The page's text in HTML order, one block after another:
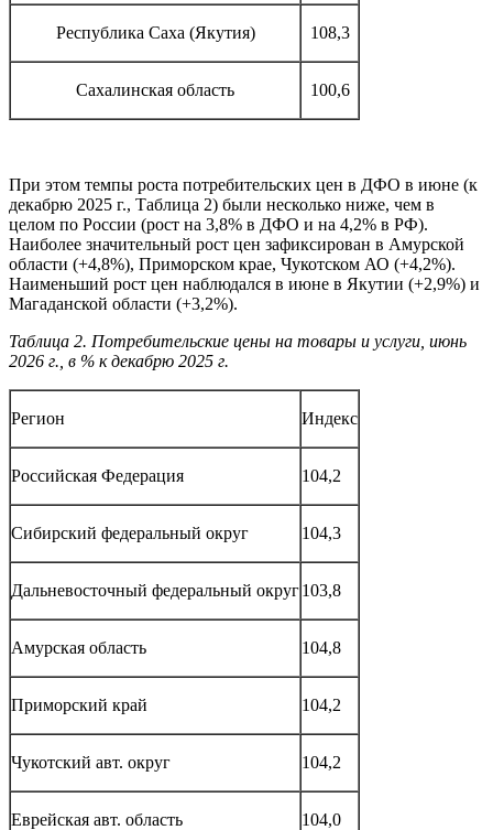
Республика Саха (Якутия) 108,3
Сахалинская область 100,6
При этом темпы роста потребительских цен в ДФО в июне (к
декабрю 2025 г., Таблица 2) были несколько ниже, чем в
целом по России (рост на 3,8% в ДФО и на 4,2% в РФ).
Наиболее значительный рост цен зафиксирован в Амурской
области (+4,8%), Приморском крае, Чукотском АО (+4,2%).
Наименьший рост цен наблюдался в июне в Якутии (+2,9%) и
Магаданской области (+3,2%).
Таблица 2. Потребительские цены на товары и услуги, июнь
2026 г., в % к декабрю 2025 г.
Регион Индекс
Российская Федерация 104,2
Сибирский федеральный округ 104,3
Дальневосточный федеральный округ103,8
Амурская область 104,8
Приморский край 104,2
Чукотский авт. округ 104,2
Еврейская авт. область 104,0